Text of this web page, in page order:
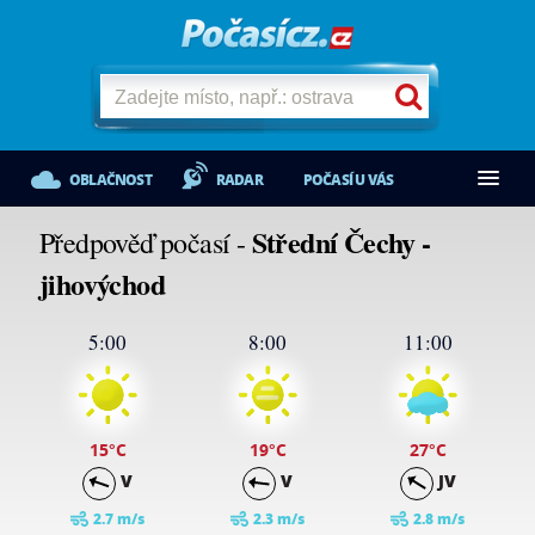
OBLAČNOST RADAR POČASÍ U VÁS
Předpověď počasí -Střední Čechy -
jihovýchod
5:00
15°C
V
2.7 m/s
8:00
19°C
V
2.3 m/s
11:00
27°C
JV
2.8 m/s